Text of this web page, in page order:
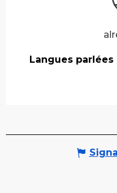
Langues parlées
Langues parlées